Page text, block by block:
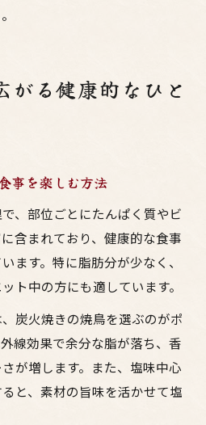
がる健康的なひと
事を楽しむ方法
、部位ごとにたんぱく質やビ
含まれており、健康的な食事
ます。特に脂肪分が少なく、
ト中の方にも適しています。
炭火焼きの焼鳥を選ぶのがポ
線効果で余分な脂が落ち、香
が増します。また、塩味中心
と、素材の旨味を活かせて塩